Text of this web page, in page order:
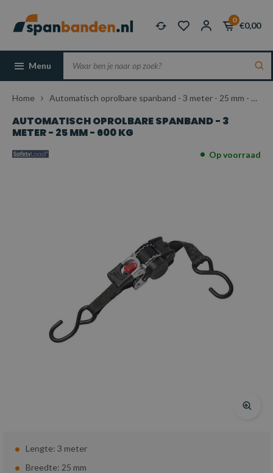
0
€0,00
Menu
Home Automatisch oprolbare spanband - 3 meter - 25 mm - 600 kg
AUTOMATISCH OPROLBARE SPANBAND - 3
METER - 25 MM - 600 KG
Op voorraad
Lengte: 3 meter
Breedte: 25 mm